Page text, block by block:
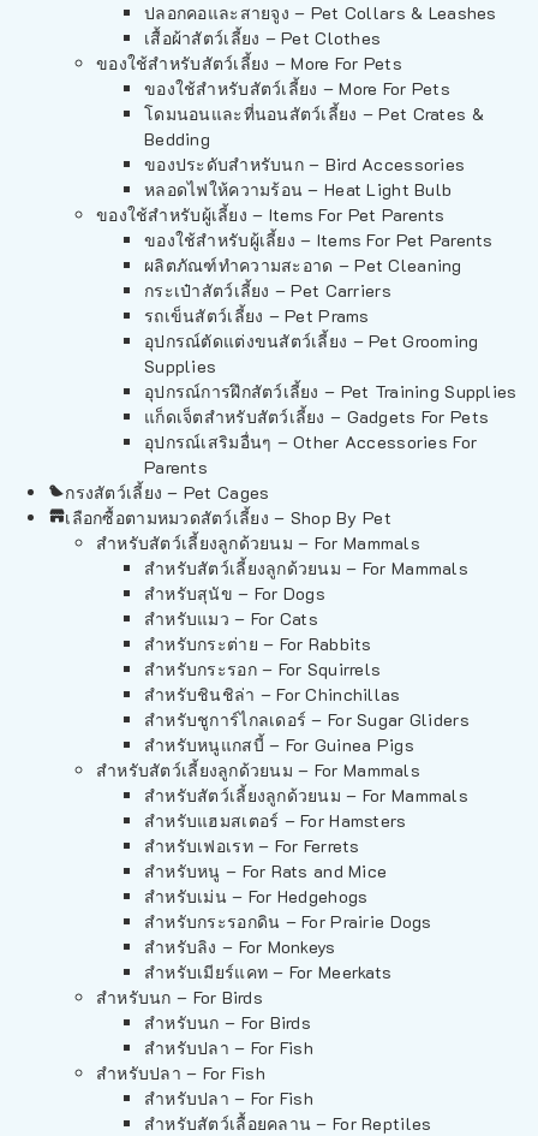
ปลอกคอและสายจูง – Pet Collars & Leashes
เสื้อผ้าสัตว์เลี้ยง – Pet Clothes
ของใช้สำหรับสัตว์เลี้ยง – More For Pets
ของใช้สำหรับสัตว์เลี้ยง – More For Pets
โดมนอนและที่นอนสัตว์เลี้ยง – Pet Crates &
Bedding
ของประดับสำหรับนก – Bird Accessories
หลอดไฟให้ความร้อน – Heat Light Bulb
ของใช้สำหรับผู้เลี้ยง – Items For Pet Parents
ของใช้สำหรับผู้เลี้ยง – Items For Pet Parents
ผลิตภัณฑ์ทำความสะอาด – Pet Cleaning
กระเป๋าสัตว์เลี้ยง – Pet Carriers
รถเข็นสัตว์เลี้ยง – Pet Prams
อุปกรณ์ตัดแต่งขนสัตว์เลี้ยง – Pet Grooming
Supplies
อุปกรณ์การฝึกสัตว์เลี้ยง – Pet Training Supplies
แก็ดเจ็ตสำหรับสัตว์เลี้ยง – Gadgets For Pets
อุปกรณ์เสริมอื่นๆ – Other Accessories For
Parents
กรงสัตว์เลี้ยง – Pet Cages
เลือกซื้อตามหมวดสัตว์เลี้ยง – Shop By Pet
สำหรับสัตว์เลี้ยงลูกด้วยนม – For Mammals
สำหรับสัตว์เลี้ยงลูกด้วยนม – For Mammals
สำหรับสุนัข – For Dogs
สำหรับแมว – For Cats
สำหรับกระต่าย – For Rabbits
สำหรับกระรอก – For Squirrels
สำหรับชินชิล่า – For Chinchillas
สำหรับชูการ์ไกลเดอร์ – For Sugar Gliders
สำหรับหนูแกสบี้ – For Guinea Pigs
สำหรับสัตว์เลี้ยงลูกด้วยนม – For Mammals
สำหรับสัตว์เลี้ยงลูกด้วยนม – For Mammals
สำหรับแฮมสเตอร์ – For Hamsters
สำหรับเฟอเรท – For Ferrets
สำหรับหนู – For Rats and Mice
สำหรับเม่น – For Hedgehogs
สำหรับกระรอกดิน – For Prairie Dogs
สำหรับลิง – For Monkeys
สำหรับเมียร์แคท – For Meerkats
สำหรับนก – For Birds
สำหรับนก – For Birds
สำหรับปลา – For Fish
สำหรับปลา – For Fish
สำหรับปลา – For Fish
สำหรับสัตว์เลื้อยคลาน – For Reptiles